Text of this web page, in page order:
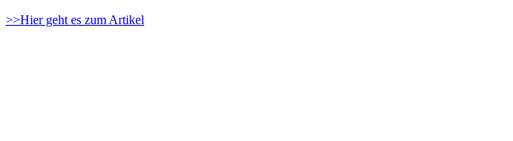
>>Hier geht es zum Artikel